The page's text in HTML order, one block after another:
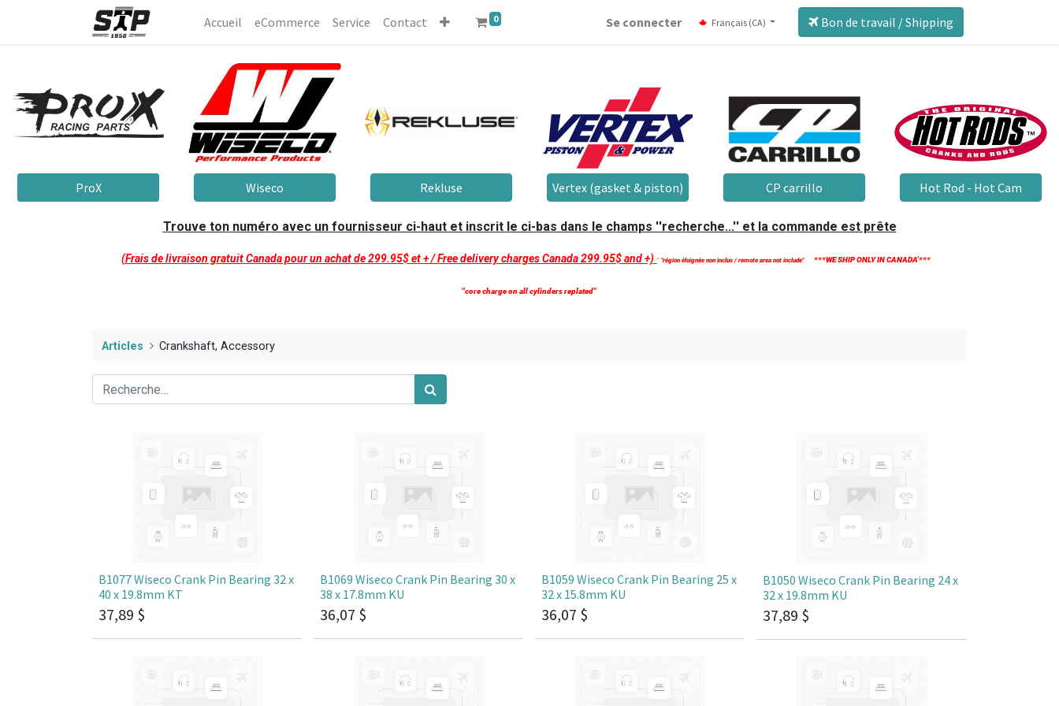
Accueil eCommerce​ Service Contact 0 Se connecter Français (CA) Bon de travail / Shipping
ProX Wiseco Rekluse Vertex (gasket & piston) CP carrillo Hot Rod - Hot Cam
Trouve ton numéro avec un fournisseur ci-haut et inscrit le ci-bas dans le champs ''recherche...'' et la commande est prête
(Frais de livraison gratuit Canada pour un achat de 299.95$ et + / Free delivery charges Canada 299.95$ and +) ' ''région éloignée non inclus / remote area not include'' ***WE SHIP ONLY IN CANADA'***
''core charge on all cylinders replated''
Articles Crankshaft, Accessory
B1077 Wiseco Crank Pin Bearing 32 x
40 x 19.8mm KT
37,89 $
B1069 Wiseco Crank Pin Bearing 30 x
38 x 17.8mm KU
36,07 $
B1059 Wiseco Crank Pin Bearing 25 x
32 x 15.8mm KU
36,07 $
B1050 Wiseco Crank Pin Bearing 24 x
32 x 19.8mm KU
37,89 $